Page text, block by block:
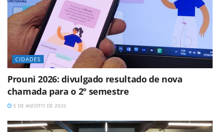
CIDADES
Prouni 2026: divulgado resultado de nova
chamada para o 2º semestre
5 DE AGOSTO DE 2026